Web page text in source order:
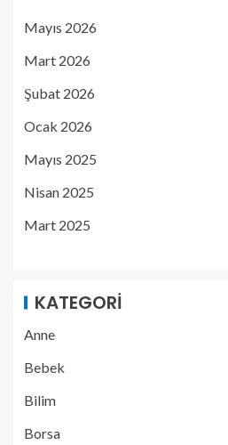
Mayıs 2026
Mart 2026
Şubat 2026
Ocak 2026
Mayıs 2025
Nisan 2025
Mart 2025
KATEGORI
Anne
Bebek
Bilim
Borsa